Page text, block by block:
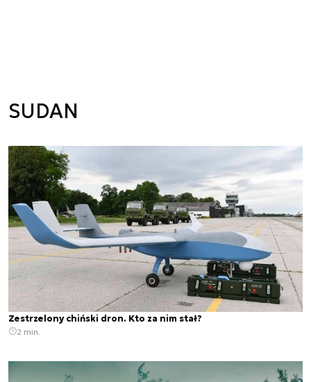
SUDAN
Zestrzelony chiński dron. Kto za nim stał?
2 min.